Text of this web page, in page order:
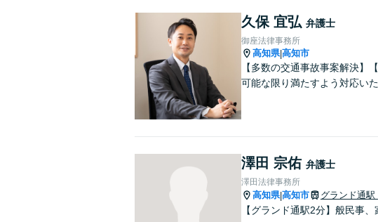
久保 宜弘 弁護士
御座法律事務所
高知県|高知市
【多数の交通事故事案解決】
可能な限り満たすよう対応い
澤田 宗佑 弁護士
澤田法律事務所
高知県|高知市 グランド通駅
【グランド通駅2分】般民事